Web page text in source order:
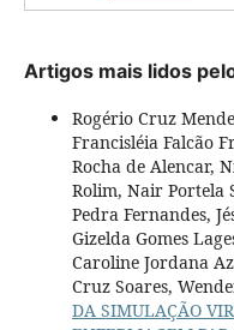
Artigos mais lidos
Rogério Cruz
Francisléia Falcão
Rocha de Alencar,
Rolim, Nair Portela
Pedra Fernandes,
Gizelda Gomes
Caroline Jordana
Cruz Soares,
DA SIMULAÇÃO